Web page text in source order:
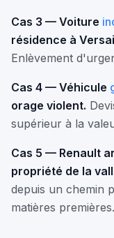
Cas 3 — Voiture
résidence à
Enlèvement
Cas 4 — Véhicule
orage violent.
supérieur à la
Cas 5 — Renault
propriété de la
depuis un chemin
matières premières.